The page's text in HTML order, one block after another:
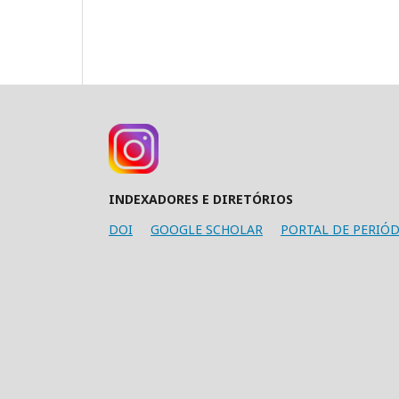
INDEXADORES E DIRETÓRIOS
DOI
GOOGLE SCHOLAR PORTAL DE